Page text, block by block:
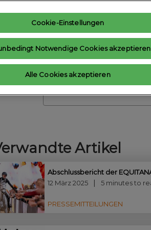
anmelden Aussteller
Aussteller-Hub
Artikel
Abschlussbericht der
12 März 2025
5 minutes to
PRESSEMITTEILUNGEN
Cookie-Einstellungen
Notwendige Cookies akzeptieren
Alle Cookies akzeptieren